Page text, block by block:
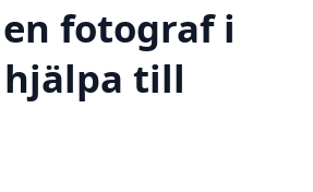
fotograf i
till